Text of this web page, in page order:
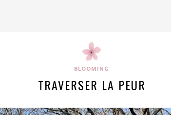
BLOOMING
TRAVERSER LA PEUR